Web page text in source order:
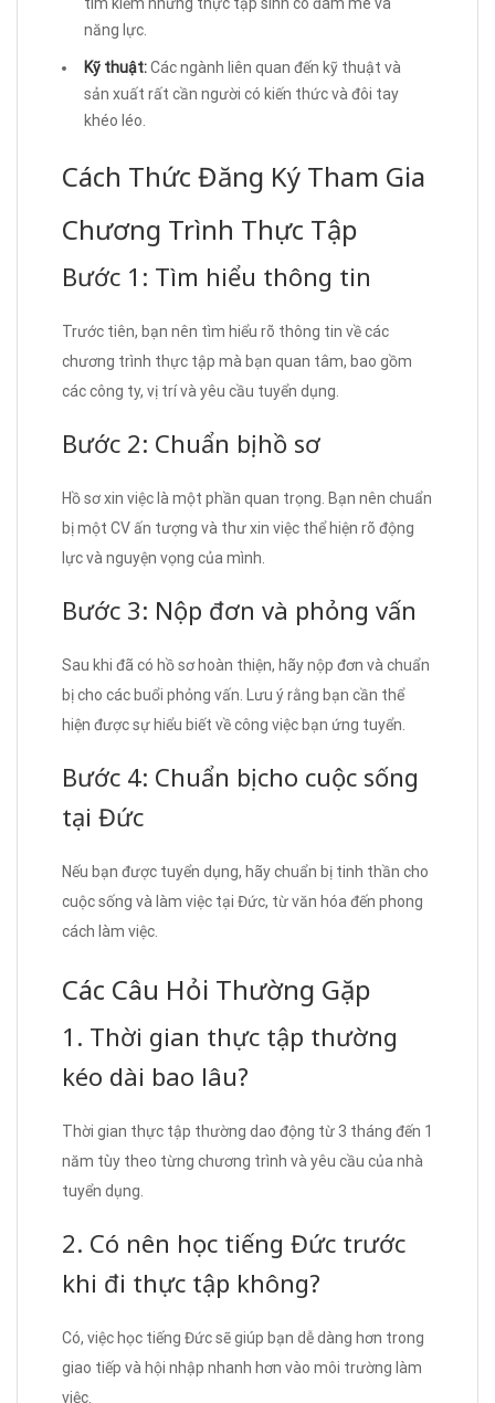
năng lực.
Kỹ thuật:Các ngành liên quan đến kỹ thuật và
sản xuất rất cần người có kiến thức và đôi tay
khéo léo.
Cách Thức Đăng Ký Tham Gia
Chương Trình Thực Tập
Bước 1: Tìm hiểu thông tin
Trước tiên, bạn nên tìm hiểu rõ thông tin về các
chương trình thực tập mà bạn quan tâm, bao gồm
các công ty, vị trí và yêu cầu tuyển dụng.
Bước 2: Chuẩn bị hồ sơ
Hồ sơ xin việc là một phần quan trọng. Bạn nên chuẩn
bị một CV ấn tượng và thư xin việc thể hiện rõ động
lực và nguyện vọng của mình.
Bước 3: Nộp đơn và phỏng vấn
Sau khi đã có hồ sơ hoàn thiện, hãy nộp đơn và chuẩn
bị cho các buổi phỏng vấn. Lưu ý rằng bạn cần thể
hiện được sự hiểu biết về công việc bạn ứng tuyển.
Bước 4: Chuẩn bị cho cuộc sống
tại Đức
Nếu bạn được tuyển dụng, hãy chuẩn bị tinh thần cho
cuộc sống và làm việc tại Đức, từ văn hóa đến phong
cách làm việc.
Các Câu Hỏi Thường Gặp
1. Thời gian thực tập thường
kéo dài bao lâu?
Thời gian thực tập thường dao động từ 3 tháng đến 1
năm tùy theo từng chương trình và yêu cầu của nhà
tuyển dụng.
2. Có nên học tiếng Đức trước
khi đi thực tập không?
Có, việc học tiếng Đức sẽ giúp bạn dễ dàng hơn trong
giao tiếp và hội nhập nhanh hơn vào môi trường làm
việc.